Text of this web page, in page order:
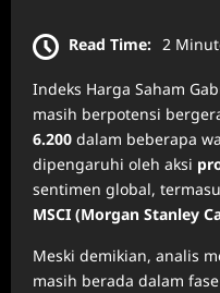
Read Time: 2
Indeks Harga Saham
masih berpotensi
6.200 dalam beberapa
dipengaruhi oleh aksi
sentimen global,
MSCI (Morgan Stanley
Meski demikian, analis
masih berada dalam